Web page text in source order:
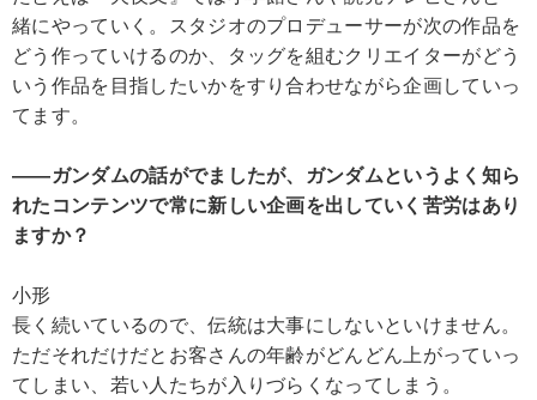
緒にやっていく。スタジオのプロデューサーが次の作品を
どう作っていけるのか、タッグを組むクリエイターがどう
いう作品を目指したいかをすり合わせながら企画していっ
てます。
――ガンダムの話がでましたが、ガンダムというよく知ら
れたコンテンツで常に新しい企画を出していく苦労はあり
ますか？
小形
長く続いているので、伝統は大事にしないといけません。
ただそれだけだとお客さんの年齢がどんどん上がっていっ
てしまい、若い人たちが入りづらくなってしまう。